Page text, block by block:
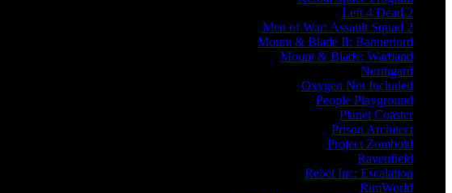
Left 4 Dead 2
Men of War: Assault Squad 2
Mount & Blade II: Bannerlord
Mount & Blade: Warband
Northgard
Oxygen Not Included
People Playground
Planet Coaster
Prison Architect
Project Zomboid
Ravenfield
Rebel Inc: Escalation
RimWorld